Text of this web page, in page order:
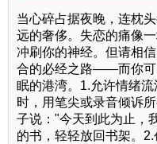
当心碎占据夜晚，连枕
远的奢侈。失恋的痛像
冲刷你的神经。但请相
合的必经之路——而你可
眠的港湾。1.允许情绪
时，用笔尖或录音倾诉
子说："今天到此为止，
的书，轻轻放回书架。